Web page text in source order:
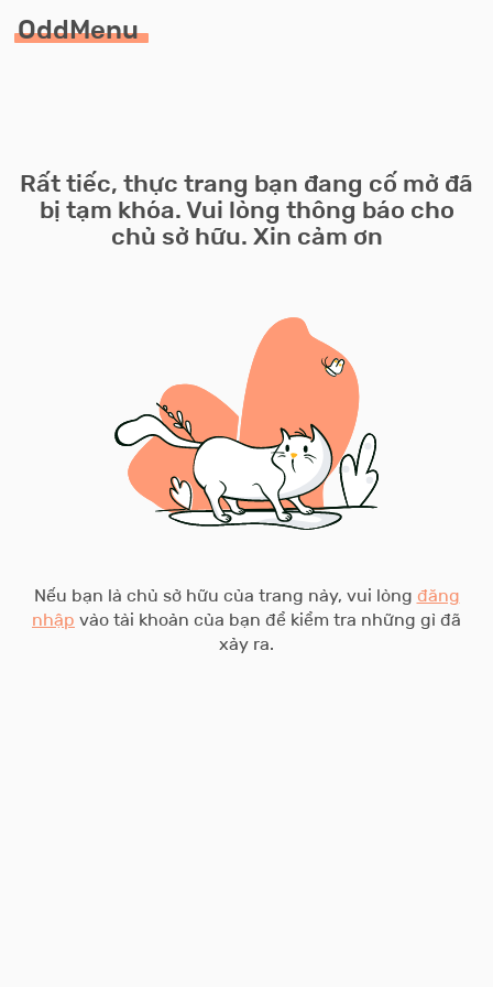
OddMenu
Rất tiếc, thực trang bạn đang cố mở đã
bị tạm khóa. Vui lòng thông báo cho
chủ sở hữu. Xin cảm ơn
Nếu bạn là chủ sở hữu của trang này, vui lòng đăng
nhập vào tài khoản của bạn để kiểm tra những gì đã
xảy ra.